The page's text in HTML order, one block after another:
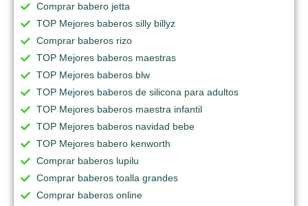
Comprar babero jetta
TOP Mejores baberos silly billyz
Comprar baberos rizo
TOP Mejores baberos maestras
TOP Mejores baberos blw
TOP Mejores baberos de silicona para adultos
TOP Mejores baberos maestra infantil
TOP Mejores baberos navidad bebe
TOP Mejores babero kenworth
Comprar baberos lupilu
Comprar baberos toalla grandes
Comprar baberos online